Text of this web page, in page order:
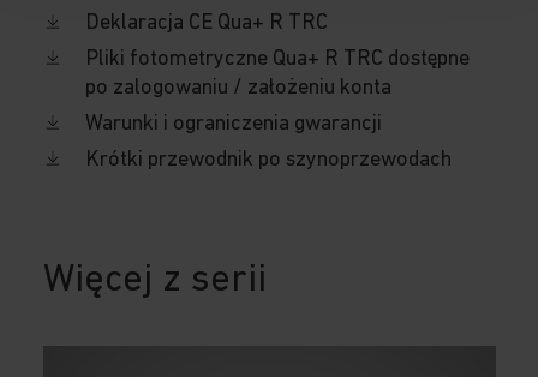
Deklaracja CE Qua+ R TRC
Pliki fotometryczne Qua+ R TRC dostępne
po zalogowaniu / założeniu konta
Warunki i ograniczenia gwarancji
Krótki przewodnik po szynoprzewodach
Więcej z serii